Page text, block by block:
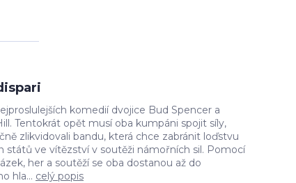
komedií dvojice Bud Spencer a
Tentokrát opět musí oba kumpáni spojit síly,
zlikvidovali bandu, která chce zabránit loďstvu
států ve vítězství v soutěži námořních sil. Pomocí
her a soutěží se oba dostanou až do
hla... celý popis